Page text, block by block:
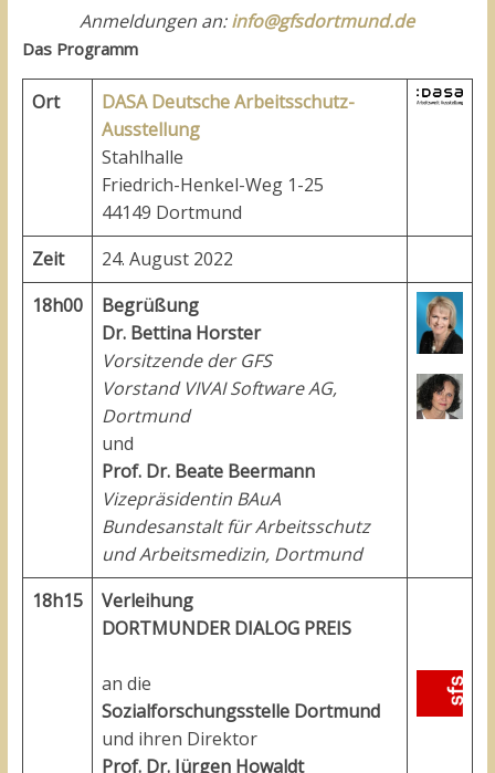
Anmeldungen an:info@gfsdortmund.de
Das Programm
Ort
DASA Deutsche Arbeitsschutz-
Ausstellung
Stahlhalle
Friedrich-Henkel-Weg 1-25
44149 Dortmund
Zeit
24. August 2022
18h00
Begrüßung
Dr. Bettina Horster
Vorsitzende der GFS
Vorstand VIVAI Software AG,
Dortmund
und
Prof. Dr. Beate Beermann
Vizepräsidentin BAuA
Bundesanstalt für Arbeitsschutz
und Arbeitsmedizin, Dortmund
18h15
Verleihung
DORTMUNDER DIALOG PREIS
an die
Sozialforschungsstelle Dortmund
und ihren Direktor
Prof. Dr. Jürgen Howaldt